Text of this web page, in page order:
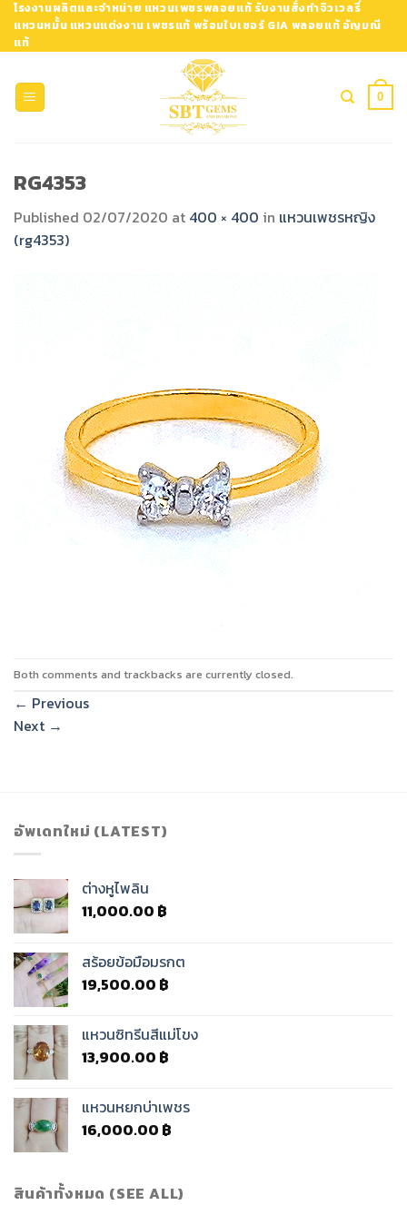
Skip
content
โรงงานผลิตและจำหน่าย แหวนเพชรพลอยแท้ รับงานสั่งทำจิวเวลรี่
แหวนหมั้น แหวนแต่งงาน เพชรแท้ พร้อมใบเซอร์ GIA พลอยแท้ อัญมณี
แท้
0
RG4353
Published 02/07/2020 at 400 × 400 in แหวนเพชรหญิง
(rg4353)
Both comments and trackbacks are currently closed.
← Previous
Next →
อัพเดทใหม่ (LATEST)
ต่างหูไพลิน
11,000.00 ฿
สร้อยข้อมือมรกต
19,500.00 ฿
แหวนซิทรีนสีแม่โขง
13,900.00 ฿
แหวนหยกบ่าเพชร
16,000.00 ฿
สินค้าทั้งหมด (SEE ALL)